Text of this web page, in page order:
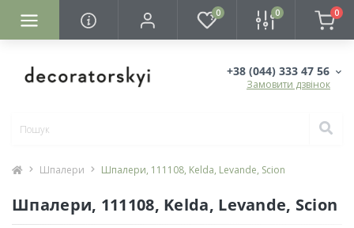
0 0 0
+38 (044) 333 47 56
Замовити дзвінок
Шпалери Шпалери, 111108, Kelda, Levande, Scion
Шпалери, 111108, Kelda, Levande, Scion